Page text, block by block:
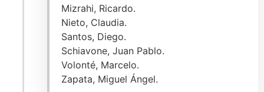
Mizrahi, Ricardo.
Nieto, Claudia.
Santos, Diego.
Schiavone, Juan Pablo.
Volonté, Marcelo.
Zapata, Miguel Ángel.